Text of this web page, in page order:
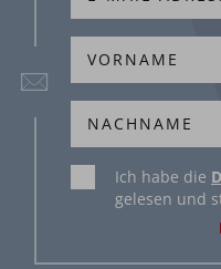
Ich habe die
gelesen und